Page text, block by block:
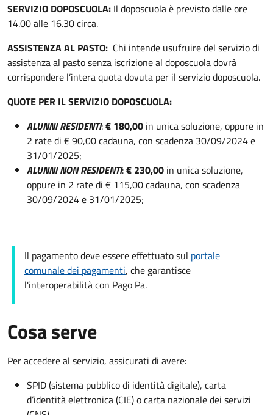
SERVIZIO DOPOSCUOLA: Il doposcuola è previsto dalle ore
14.00 alle 16.30 circa.
ASSISTENZA AL PASTO: Chi intende usufruire del servizio di
assistenza al pasto senza iscrizione al doposcuola dovrà
corrispondere l’intera quota dovuta per il servizio doposcuola.
QUOTE PER IL SERVIZIO DOPOSCUOLA:
ALUNNI RESIDENTI:€ 180,00 in unica soluzione, oppure in
2 rate di € 90,00 cadauna, con scadenza 30/09/2024 e
31/01/2025;
ALUNNI NON RESIDENTI:€ 230,00 in unica soluzione,
oppure in 2 rate di € 115,00 cadauna, con scadenza
30/09/2024 e 31/01/2025;
Il pagamento deve essere effettuato sul portale
comunale dei pagamenti, che garantisce
l'interoperabilità con Pago Pa.
Cosa serve
Per accedere al servizio, assicurati di avere:
SPID (sistema pubblico di identità digitale), carta
d’identità elettronica (CIE) o carta nazionale dei servizi